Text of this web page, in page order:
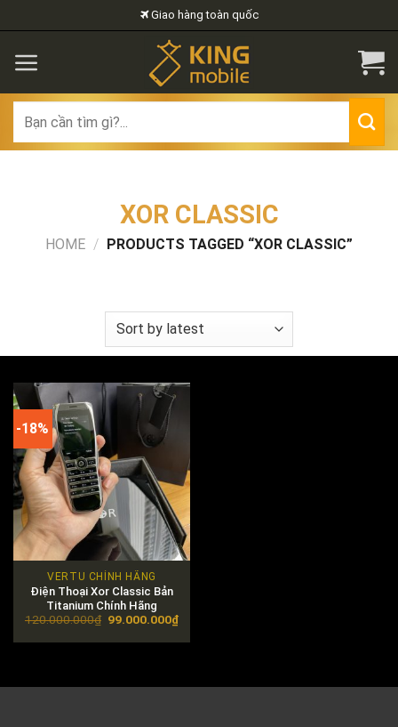
to
content
Giao hàng toàn quốc
for:
XOR CLASSIC
HOME / PRODUCTS TAGGED “XOR CLASSIC”
-18%
VERTU CHÍNH HÃNG
Điện Thoại Xor Classic Bản
Titanium Chính Hãng
120.000.000₫ Original
was:
99.000.000₫Current
is: